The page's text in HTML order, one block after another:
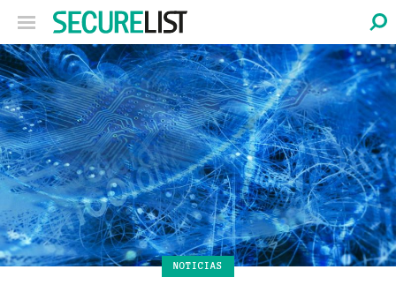
NOTICIAS